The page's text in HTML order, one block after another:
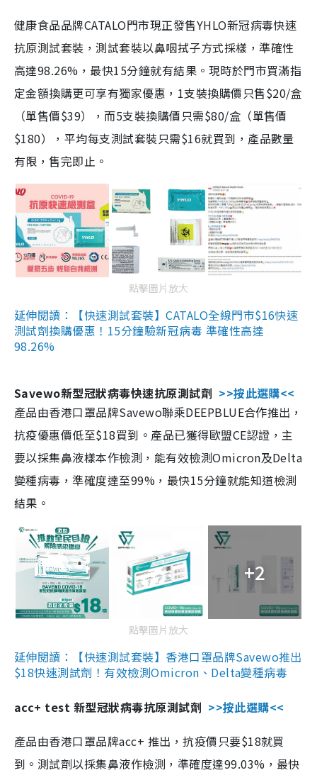
健康食品品牌CATALO門市現正發售YHLO新冠病毒快速
抗原測試套裝，測試套裝以鼻咽拭子方式採樣，準確性
高達98.26%，最快15分鐘就有結果。現時於門市買滿指
定金額換購更可享有獨家優惠，1支裝換購價只售$20/盒
（單售價$39），而5支裝換購價只需$80/盒（單售價
$180），平均每支測試套裝只需$16就買到，產品數量
有限，售完即止。
點擊圖片放大
延伸閱讀：【快速測試套裝】CATALO全線門市$16快速
測試劑換購優惠！15分鐘驗新冠病毒 準確性高達
98.26%
Savewo新型冠狀病毒快速抗原測試劑 >>按此選購<<
產品由香港口罩品牌Savewo聯乘DEEPBLUE合作推出，
抗疫優惠價低至$18買到。產品已獲得歐盟CE認證，主
要以採集鼻液樣本作檢測，能有效檢測Omicron及Delta
變種病毒，準確度達至99%，最快15分鐘就能知道檢測
結果。
+2
點擊圖片放大
延伸閱讀：【快速測試套裝】香港口罩品牌Savewo推出
$18快速測試劑！有效檢測Omicron、Delta變種病毒
acc+ test 新型冠狀病毒抗原測試劑 >>按此選購<<
產品由香港口罩品牌acc+ 推出，抗疫價只要$18就買
到。測試劑以採集鼻液作檢測，準確度達99.03%，最快